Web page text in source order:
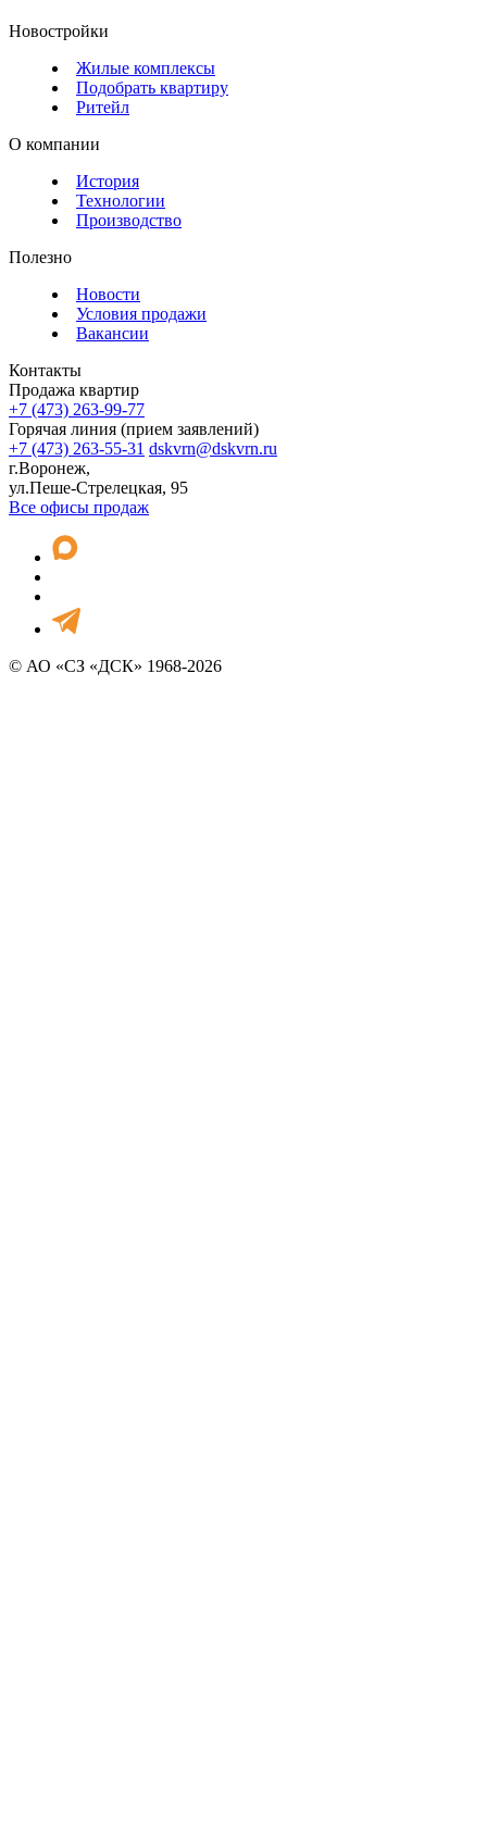
Новостройки
Жилые комплексы
Подобрать квартиру
Ритейл
О компании
История
Технологии
Производство
Полезно
Новости
Условия продажи
Вакансии
Контакты
Продажа квартир
+7 (473) 263-99-77
Горячая линия (прием заявлений)
+7 (473) 263-55-31 dskvrn@dskvrn.ru
г.Воронеж,
ул.Пеше-Стрелецкая, 95
Все офисы продаж
© АО «СЗ «ДСК» 1968-2026